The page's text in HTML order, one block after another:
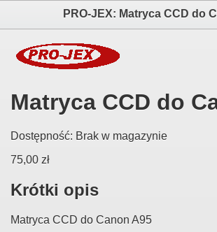
Matryca CCD do
Dostępność: Brak w magazynie
75,00 zł
Krótki opis
Matryca CCD do Canon A95